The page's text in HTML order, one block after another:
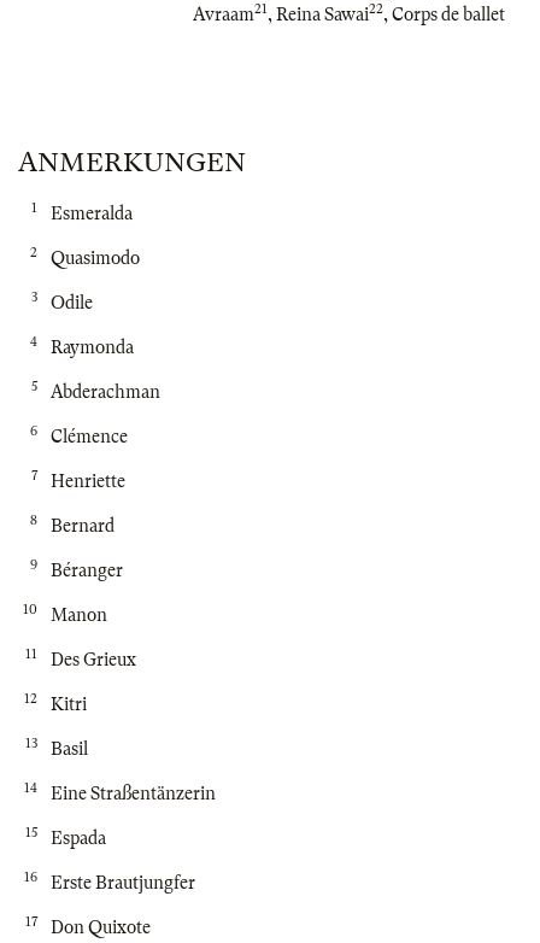
Avraam21, Reina Sawai22, Corps de ballet
ANMERKUNGEN
1 Esmeralda
2 Quasimodo
3 Odile
4 Raymonda
5 Abderachman
6 Clémence
7 Henriette
8 Bernard
9 Béranger
10 Manon
11 Des Grieux
12 Kitri
13 Basil
14 Eine Straßentänzerin
15 Espada
16 Erste Brautjungfer
17 Don Quixote